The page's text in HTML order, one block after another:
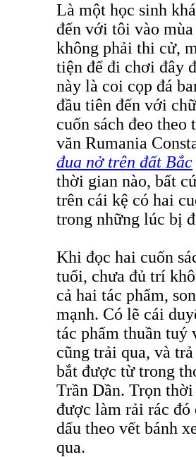
Là một học sinh
đến với tôi vào
không phải thi cử,
tiện để đi chơi đây
này là coi cọp đá
đầu tiên đến với
cuốn sách đeo
văn Rumania
đua nở trên đất Bắc
thời gian nào, bất
trên cái kệ có hai
trong những lúc bị
Khi đọc hai cuốn
tuổi, chưa đủ trí
cả hai tác phẩm,
mạnh. Có lẽ cái
tác phẩm thuần tuý
cũng trải qua, và
bắt được từ trong
Trần Dần. Trọn
được làm rải rác đó
dấu theo vết bánh
qua.